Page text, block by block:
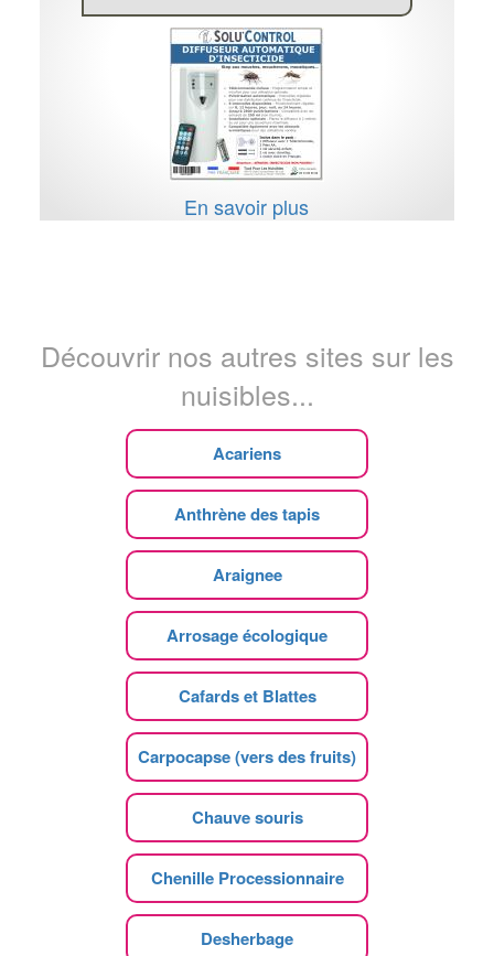
En savoir plus
Découvrir nos autres sites sur les
nuisibles...
Acariens
Anthrène des tapis
Araignee
Arrosage écologique
Cafards et Blattes
Carpocapse (vers des fruits)
Chauve souris
Chenille Processionnaire
Desherbage